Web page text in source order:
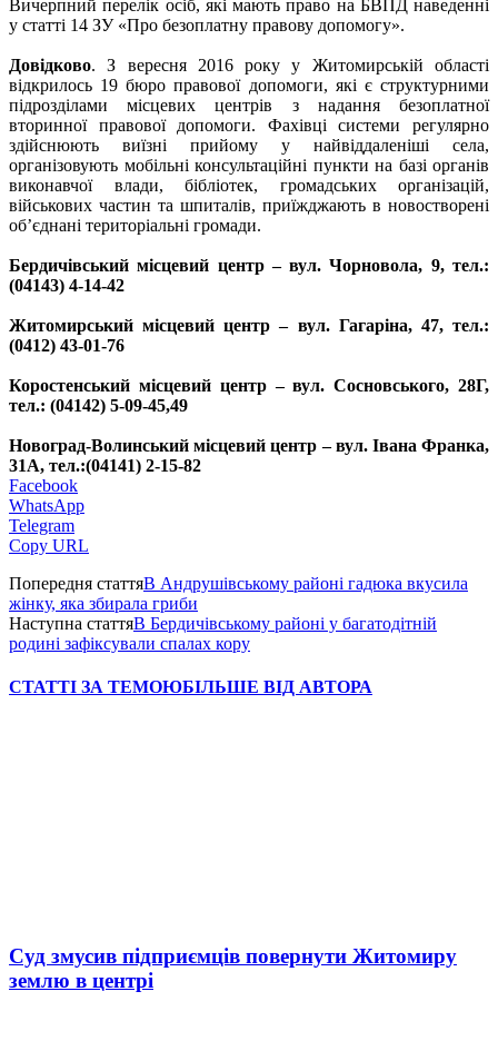
Вичерпний перелік осіб, які мають право на БВПД наведенні
у статті 14 ЗУ «Про безоплатну правову допомогу».
Довідково. З вересня 2016 року у Житомирській області
відкрилось 19 бюро правової допомоги, які є структурними
підрозділами місцевих центрів з надання безоплатної
вторинної правової допомоги. Фахівці системи регулярно
здійснюють виїзні прийому у найвіддаленіші села,
організовують мобільні консультаційні пункти на базі органів
виконавчої влади, бібліотек, громадських організацій,
військових частин та шпиталів, приїжджають в новостворені
об’єднані територіальні громади.
Бердичівський місцевий центр – вул. Чорновола, 9, тел.:
(04143) 4-14-42
Житомирський місцевий центр – вул. Гагаріна, 47, тел.:
(0412) 43-01-76
Коростенський місцевий центр – вул. Сосновського, 28Г,
тел.: (04142) 5-09-45,49
Новоград-Волинський місцевий центр – вул. Івана Франка,
31А, тел.:(04141) 2-15-82
Facebook
WhatsApp
Telegram
Copy URL
Попередня статтяВ Андрушівському районі гадюка вкусила
жінку, яка збирала гриби
Наступна статтяВ Бердичівському районі у багатодітній
родині зафіксували спалах кору
СТАТТІ ЗА ТЕМОЮБІЛЬШЕ ВІД АВТОРА
Суд змусив підприємців повернути Житомиру
землю в центрі